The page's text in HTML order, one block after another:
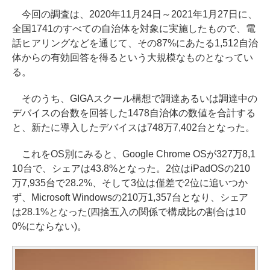
今回の調査は、2020年11月24日～2021年1月27日に、
全国1741のすべての自治体を対象に実施したもので、電
話ヒアリングなどを通じて、その87%にあたる1,512自治
体からの有効回答を得るという大規模なものとなってい
る。
そのうち、GIGAスクール構想で調達あるいは調達中の
デバイスの台数を回答した1478自治体の数値を合計する
と、新たに導入したデバイスは748万7,402台となった。
これをOS別にみると、Google Chrome OSが327万8,1
10台で、シェアは43.8%となった。2位はiPadOSの210
万7,935台で28.2%、そして3位は僅差で2位に追いつか
ず、Microsoft Windowsの210万1,357台となり、シェア
は28.1%となった(四捨五入の関係で構成比の割合は10
0%にならない)。